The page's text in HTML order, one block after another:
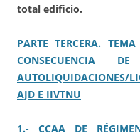
total edificio.
PARTE TERCERA.
CONSECUENCIA
AJD E IIVTNU
1.- CCAA DE